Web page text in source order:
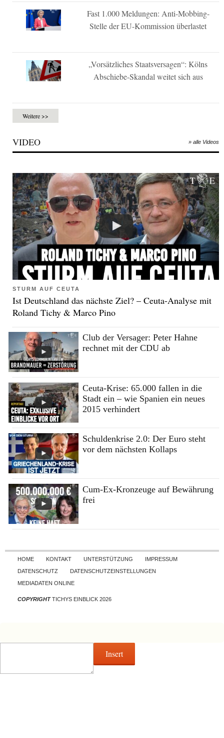
Fast 1.000 Meldungen: Anti-Mobbing-
Stelle der EU-Kommission überlastet
„Vorsätzliches Staatsversagen“: Kölns
Abschiebe-Skandal weitet sich aus
Weitere >>
VIDEO » alle Videos
STURM AUF CEUTA
Ist Deutschland das nächste Ziel? – Ceuta-Analyse mit
Roland Tichy & Marco Pino
Club der Versager: Peter Hahne
rechnet mit der CDU ab
Ceuta-Krise: 65.000 fallen in die
Stadt ein – wie Spanien ein neues
2015 verhindert
Schuldenkrise 2.0: Der Euro steht
vor dem nächsten Kollaps
Cum-Ex-Kronzeuge auf Bewährung
frei
Skip to content
HOME KONTAKT UNTERSTÜTZUNG
IMPRESSUM
DATENSCHUTZ
DATENSCHUTZEINSTELLUNGEN
MEDIADATEN ONLINE
COPYRIGHTTICHYS EINBLICK 2026
Insert